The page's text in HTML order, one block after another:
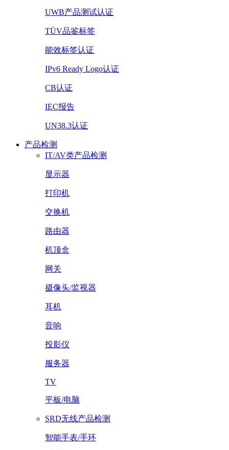
UWB产品测试认证
TÜV品鉴标签
能效标签认证
IPv6 Ready Logo认证
CB认证
IEC报告
UN38.3认证
产品检测
IT/AV类产品检测
显示器
打印机
交换机
路由器
机顶盒
网关
摄像头/监视器
耳机
音响
投影仪
服务器
TV
平板/电脑
SRD无线产品检测
智能手表/手环